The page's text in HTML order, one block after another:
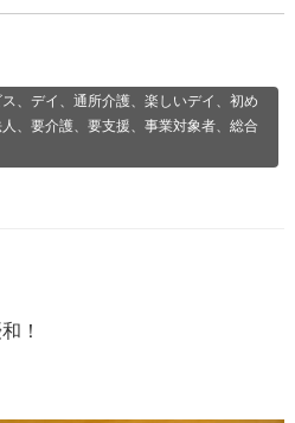
、デイ、通所介護、楽しいデイ、初め
、要介護、要支援、事業対象者、総合
！